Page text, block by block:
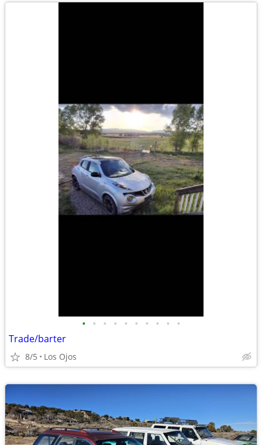
• • • • • • • • • •
Trade/barter
8/5 Los Ojos